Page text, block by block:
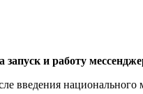
запуск и работу
введения